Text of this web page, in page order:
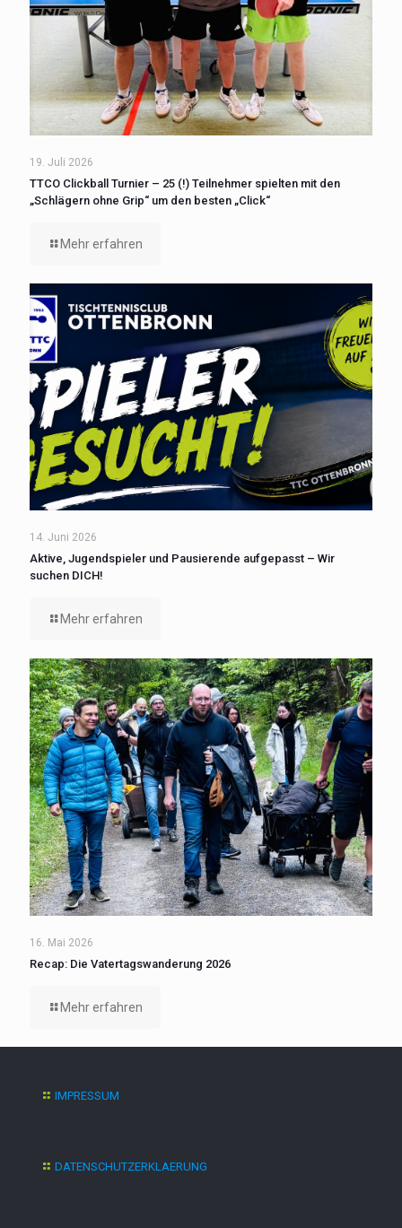
19. Juli 2026
TTCO Clickball Turnier – 25 (!) Teilnehmer spielten mit den
„Schlägern ohne Grip“ um den besten „Click“
Mehr erfahren
14. Juni 2026
Aktive, Jugendspieler und Pausierende aufgepasst – Wir
suchen DICH!
Mehr erfahren
16. Mai 2026
Recap: Die Vatertagswanderung 2026
Mehr erfahren
IMPRESSUM
DATENSCHUTZERKLAERUNG